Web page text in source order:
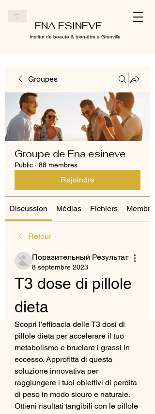
ENA ESINEVE
Institut de beauté & bien-être à Granville
Groupes
Groupe de Ena esineve
Public · 88 membres
Rejoindre
Discussion Médias Fichiers Membres
Retour
Поразительный Результат
8 septembre 2023
T3 dose di pillole
dieta
Scopri l'efficacia delle T3 dosi di
pillole dieta per accelerare il tuo
metabolismo e bruciare i grassi in
eccesso. Approfitta di questa
soluzione innovativa per
raggiungere i tuoi obiettivi di perdita
di peso in modo sicuro e naturale.
Ottieni risultati tangibili con le pillole